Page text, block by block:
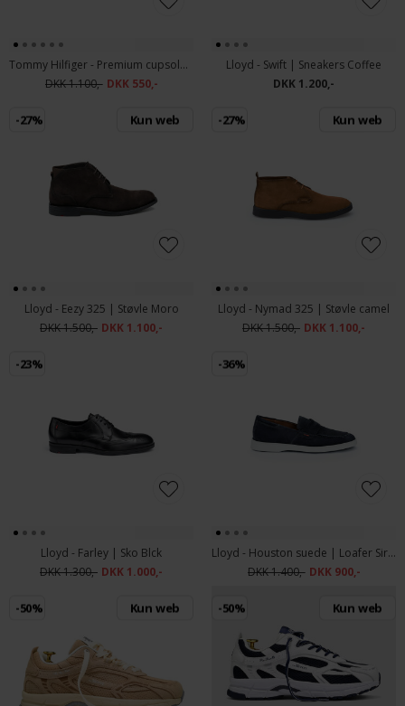
Tommy Hilfiger - Premium cupsole suede shoes | Trainers Army Green
DKK 1.100,- DKK 550,-
Lloyd - Swift | Sneakers Coffee
DKK 1.200,-
-27% Kun web
Lloyd - Eezy 325 | Støvle Moro
DKK 1.500,- DKK 1.100,-
-27% Kun web
Lloyd - Nymad 325 | Støvle camel
DKK 1.500,- DKK 1.100,-
-23%
Lloyd - Farley | Sko Blck
DKK 1.300,- DKK 1.000,-
-36%
Lloyd - Houston suede | Loafer Sirena
DKK 1.400,- DKK 900,-
-50% Kun web -50% Kun web